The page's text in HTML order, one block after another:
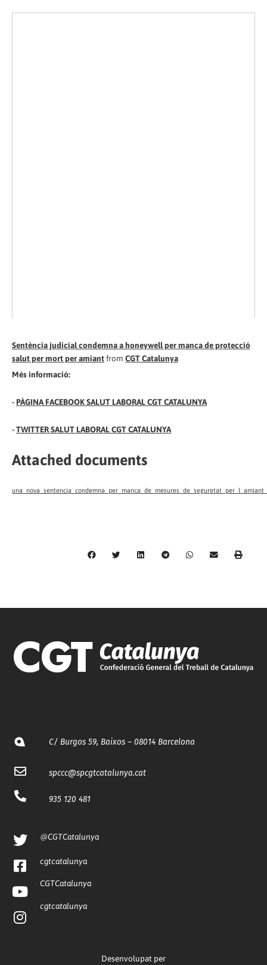
Sentència judicial condemna a honeywell per manca de protecció
salut per mort per amiantfrom CGT Catalunya
Més informació:
- PÀGINA FACEBOOK SALUT LABORAL CGT CATALUNYA
-TWITTER SALUT LABORAL CGT CATALUNYA
Attached documents
C/ Burgos 59, Baixos – 08014 Barcelona
spccc@spcgtcatalunya.cat
935 120 481
@CGTCatalunya
cgtcatalunya
CGTCatalunya
cgtcatalunya
Desenvolupat per